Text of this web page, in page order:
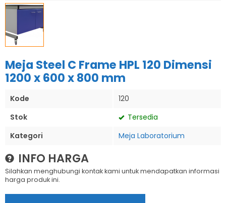
Meja Steel C Frame HPL 120 Dimensi
1200 x 600 x 800 mm
Kode
120
Stok
Tersedia
Kategori
Meja Laboratorium
INFO HARGA
Silahkan menghubungi kontak kami untuk mendapatkan informasi
harga produk ini.